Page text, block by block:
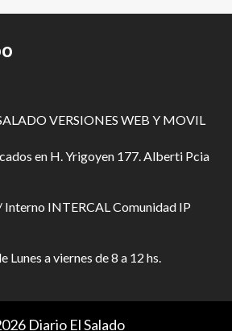
VERSIONES WEB Y MOVIL
en H. Yrigoyen 177. Alberti Pcia
INTERCAL Comunidad IP
a viernes de 8 a 12 hs.
Diario El Salado